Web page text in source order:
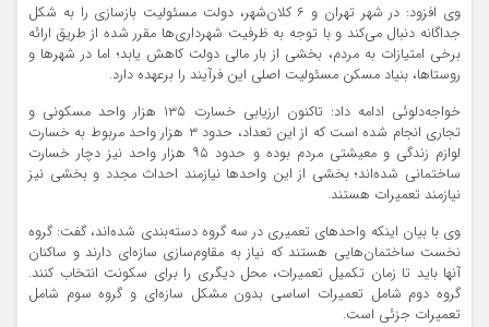
وی افزود: در شهر تهران و ۶ کلان‌شهر، دولت مسئولیت بازسازی را به شکل
جداگانه دنبال می‌کند و با توجه به ظرفیت شهرداری‌ها مقرر شده از طریق ارائه
برخی امتیازات به مردم، بخشی از بار مالی دولت کاهش یابد؛ اما در شهرها و
روستاها، بنیاد مسکن مسئولیت اصلی این فرآیند را برعهده دارد.
خواجه‌دلوئی ادامه داد: تاکنون ارزیابی خسارت ۱۳۵ هزار واحد مسکونی و
تجاری انجام شده است که از این تعداد، حدود ۳ هزار واحد مربوط به خسارت
لوازم زندگی و معیشتی مردم بوده و حدود ۹۵ هزار واحد نیز دچار خسارت
ساختمانی شده‌اند؛ بخشی از این واحدها نیازمند احداث مجدد و بخشی نیز
نیازمند تعمیرات هستند.
وی با بیان اینکه واحدهای تعمیری در سه گروه دسته‌بندی شده‌اند، گفت: گروه
نخست ساختمان‌هایی هستند که نیاز به مقاوم‌سازی سازه‌ای دارند و ساکنان
آنها باید تا زمان تکمیل تعمیرات، محل دیگری را برای سکونت انتخاب کنند.
گروه دوم شامل تعمیرات اساسی بدون مشکل سازه‌ای و گروه سوم شامل
تعمیرات جزئی است.